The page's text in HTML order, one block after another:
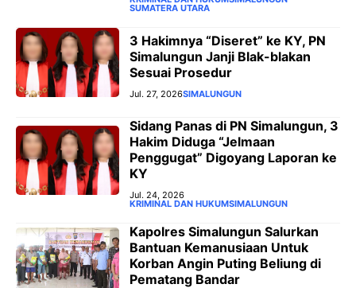
SUMATERA UTARA
3 Hakimnya “Diseret” ke KY, PN
Simalungun Janji Blak-blakan
Sesuai Prosedur
Jul. 27, 2026SIMALUNGUN
‎Sidang Panas di PN Simalungun, 3
Hakim Diduga “Jelmaan
Penggugat” Digoyang Laporan ke
KY
Jul. 24, 2026
KRIMINAL DAN HUKUMSIMALUNGUN
Kapolres Simalungun Salurkan
Bantuan Kemanusiaan Untuk
Korban Angin Puting Beliung di
Pematang Bandar